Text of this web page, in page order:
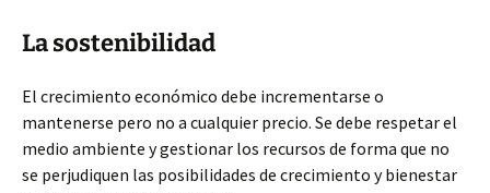
La sostenibilidad
El crecimiento económico debe incrementarse o
mantenerse pero no a cualquier precio. Se debe respetar el
medio ambiente y gestionar los recursos de forma que no
se perjudiquen las posibilidades de crecimiento y bienestar